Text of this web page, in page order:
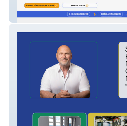
Elektriker-Hausverwaltung.WIen